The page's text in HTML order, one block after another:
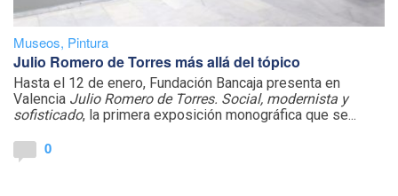
Museos, Pintura
Julio Romero de Torres más allá del tópico
Hasta el 12 de enero, Fundación Bancaja presenta en
Valencia Julio Romero de Torres. Social, modernista y
sofisticado, la primera exposición monográfica que se...
0